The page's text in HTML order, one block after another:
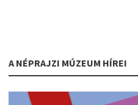
A NÉPRAJZI MÚZEUM HÍREI